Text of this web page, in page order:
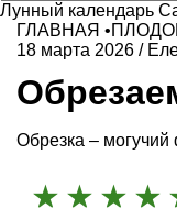
Лунный календарь
ГЛАВНАЯ •
18 марта 2026 /
Обрезка – могучий